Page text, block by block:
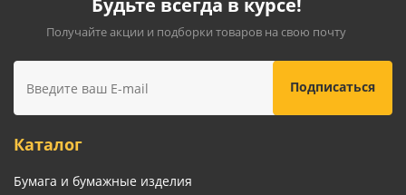
Будьте всегда в курсе!
Получайте акции и подборки товаров на свою почту
Каталог
Бумага и бумажные изделия